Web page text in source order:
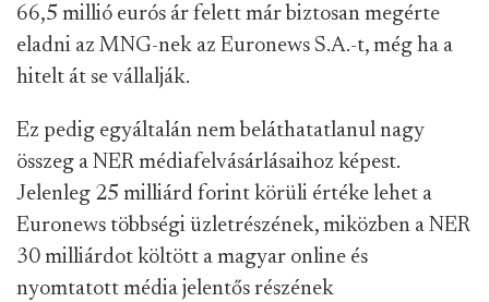
66,5 millió eurós ár felett már biztosan megérte
eladni az MNG-nek az Euronews S.A.-t, még ha a
hitelt át se vállalják.
Ez pedig egyáltalán nem beláthatatlanul nagy
összeg a NER médiafelvásárlásaihoz képest.
Jelenleg 25 milliárd forint körüli értéke lehet a
Euronews többségi üzletrészének, miközben a NER
30 milliárdot költött a magyar online és
nyomtatott média jelentős részének